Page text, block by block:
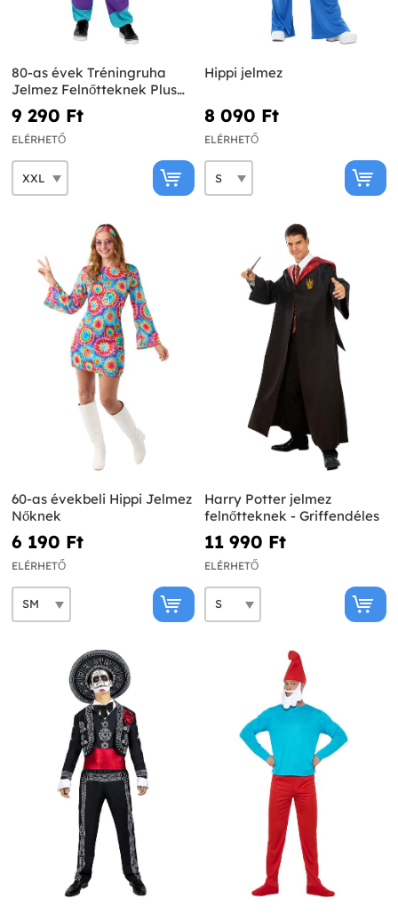
80-as évek Tréningruha
Jelmez Felnőtteknek Plus
Size
9 290 Ft‎
ELÉRHETŐ
Hippi jelmez
8 090 Ft‎
ELÉRHETŐ
60-as évekbeli Hippi Jelmez
Nőknek
6 190 Ft‎
ELÉRHETŐ
Harry Potter jelmez
felnőtteknek - Griffendéles
11 990 Ft‎
ELÉRHETŐ